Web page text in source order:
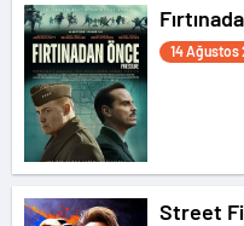
tuhaf
14 Ağustos
Street